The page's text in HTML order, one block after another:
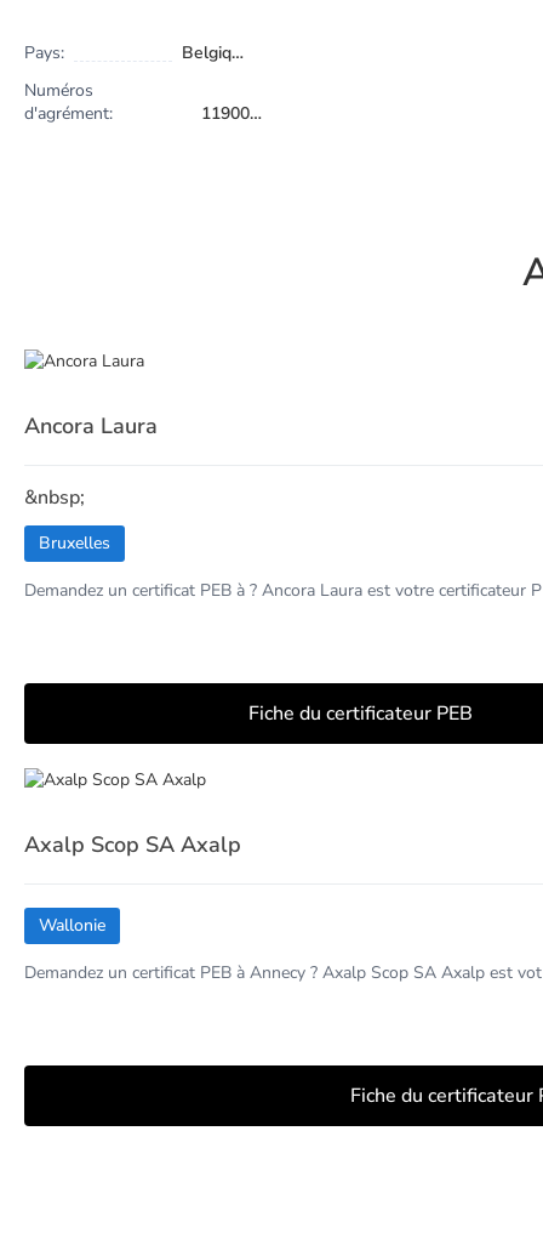
Pays:
Belgique
Numéros
d'agrément:
1190022
Ancora Laura
&nbsp;
Bruxelles
Demandez un certificat PEB à ? Ancora Laura est votre certificateur
Fiche du certificateur PEB
Axalp Scop SA Axalp
Wallonie
Demandez un certificat PEB à Annecy ? Axalp Scop SA Axalp est
Fiche du certificateur